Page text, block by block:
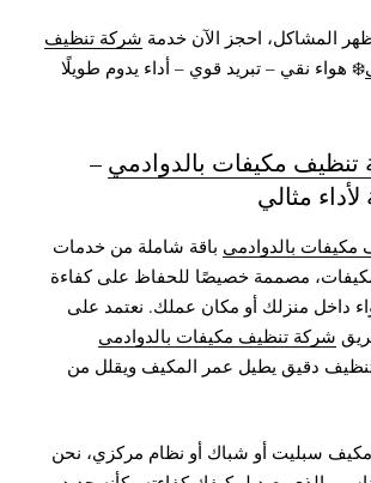
المشاكل، احجز الآن خدمة شركة تنظيف
❄️ هواء نقي – تبريد قوي – أداء يدوم طويلًا
مكيفات بالدوادمي –
مثالي
بالدوادمي باقة شاملة من خدمات
مصممة خصيصًا للحفاظ على كفاءة
داخل منزلك أو مكان عملك. نعتمد على
شركة تنظيف مكيفات بالدوادمي
دقيق يطيل عمر المكيف ويقلل من
سبليت أو شباك أو نظام مركزي، نحن